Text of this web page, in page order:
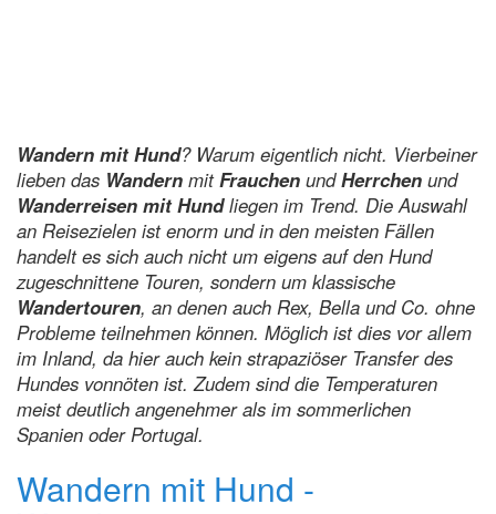
Wandern mit Hund? Warum eigentlich nicht. Vierbeiner
lieben das Wandern mitFrauchen undHerrchen und
Wanderreisen mit Hundliegen im Trend. Die Auswahl
an Reisezielen ist enorm und in den meisten Fällen
handelt es sich auch nicht um eigens auf den Hund
zugeschnittene Touren, sondern um klassische
Wandertouren, an denen auch Rex, Bella und Co. ohne
Probleme teilnehmen können. Möglich ist dies vor allem
im Inland, da hier auch kein strapaziöser Transfer des
Hundes vonnöten ist. Zudem sind die Temperaturen
meist deutlich angenehmer als im sommerlichen
Spanien oder Portugal.
Wandern mit Hund -